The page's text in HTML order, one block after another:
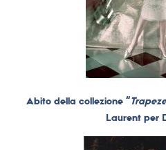
Abito della collezione “
Laurent per